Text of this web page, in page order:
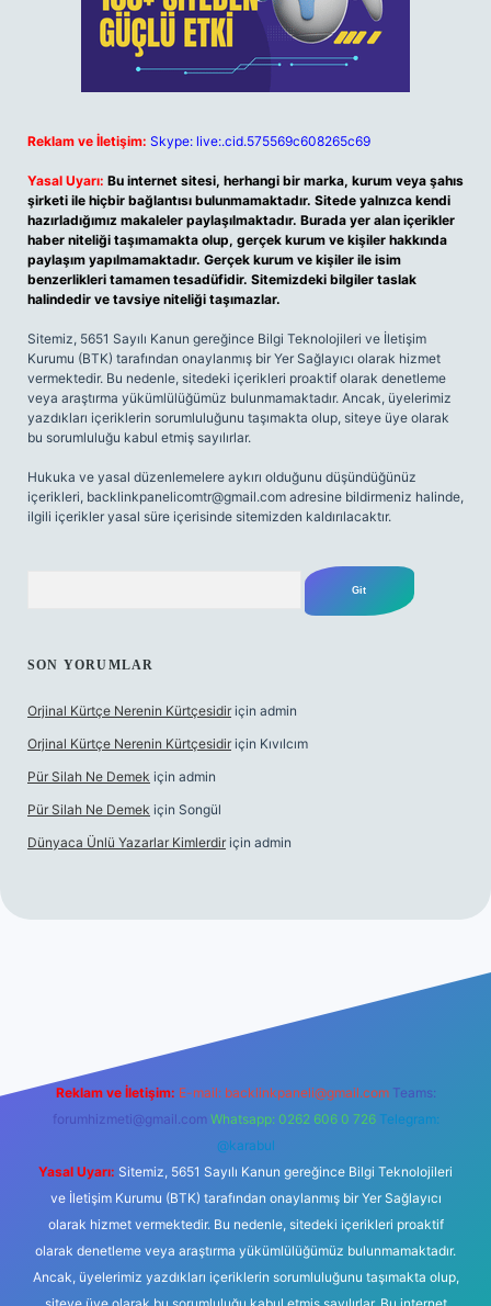
Reklam ve İletişim: Skype: live:.cid.575569c608265c69
Yasal Uyarı: Bu internet sitesi, herhangi bir marka, kurum veya şahıs
şirketi ile hiçbir bağlantısı bulunmamaktadır. Sitede yalnızca kendi
hazırladığımız makaleler paylaşılmaktadır. Burada yer alan içerikler
haber niteliği taşımamakta olup, gerçek kurum ve kişiler hakkında
paylaşım yapılmamaktadır. Gerçek kurum ve kişiler ile isim
benzerlikleri tamamen tesadüfidir. Sitemizdeki bilgiler taslak
halindedir ve tavsiye niteliği taşımazlar.
Sitemiz, 5651 Sayılı Kanun gereğince Bilgi Teknolojileri ve İletişim
Kurumu (BTK) tarafından onaylanmış bir Yer Sağlayıcı olarak hizmet
vermektedir. Bu nedenle, sitedeki içerikleri proaktif olarak denetleme
veya araştırma yükümlülüğümüz bulunmamaktadır. Ancak, üyelerimiz
yazdıkları içeriklerin sorumluluğunu taşımakta olup, siteye üye olarak
bu sorumluluğu kabul etmiş sayılırlar.
Hukuka ve yasal düzenlemelere aykırı olduğunu düşündüğünüz
içerikleri, backlinkpanelicomtr@gmail.com adresine bildirmeniz halinde,
ilgili içerikler yasal süre içerisinde sitemizden kaldırılacaktır.
SON YORUMLAR
Orjinal Kürtçe Nerenin Kürtçesidir için admin
Orjinal Kürtçe Nerenin Kürtçesidir için Kıvılcım
Pür Silah Ne Demek için admin
Pür Silah Ne Demek için Songül
Dünyaca Ünlü Yazarlar Kimlerdir için admin
Reklam ve İletişim: E-mail: backlinkpaneli@gmail.com Teams:
forumhizmeti@gmail.com Whatsapp: 0262 606 0 726 Telegram:
@karabul
Yasal Uyarı: Sitemiz, 5651 Sayılı Kanun gereğince Bilgi Teknolojileri
ve İletişim Kurumu (BTK) tarafından onaylanmış bir Yer Sağlayıcı
olarak hizmet vermektedir. Bu nedenle, sitedeki içerikleri proaktif
olarak denetleme veya araştırma yükümlülüğümüz bulunmamaktadır.
Ancak, üyelerimiz yazdıkları içeriklerin sorumluluğunu taşımakta olup,